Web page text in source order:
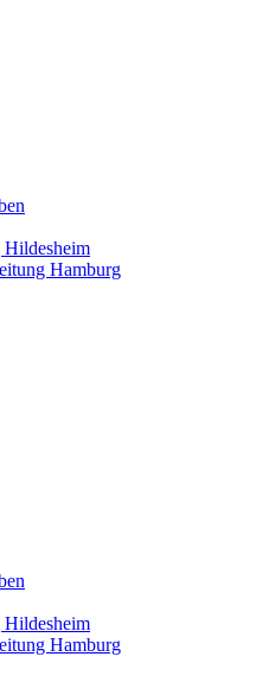
Hamburg
Hamburg